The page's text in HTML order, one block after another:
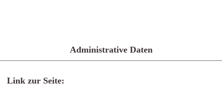
Administrative Daten
Link zur Seite: